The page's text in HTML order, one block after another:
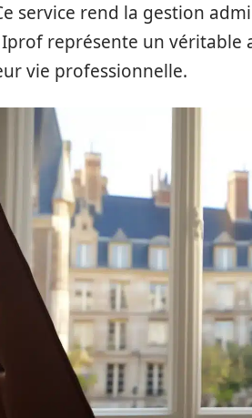
service rend la gestion
Iprof représente un
vie professionnelle.